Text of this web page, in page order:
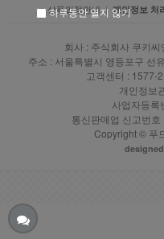
상품입점안내| 개인정보 처
회사 : 주식회사 쿠키
주소 : 서울특별시 영등포구 선
고객센터 : 1577-
개인정보
사업자등
통신판매업 신고번
Copyright © 푸
하루동안 열지 않기